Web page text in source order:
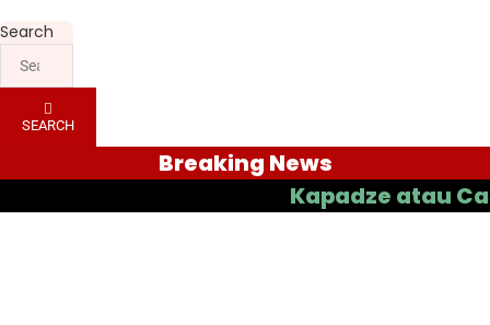
Search
SEARCH
Breaking News
Kapadze atau Casas